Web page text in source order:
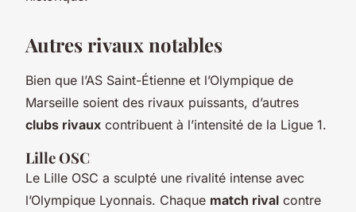
Autres rivaux notables
Bien que l’AS Saint-Étienne et l’Olympique de
Marseille soient des rivaux puissants, d’autres
clubs rivaux contribuent à l’intensité de la Ligue 1.
Lille OSC
Le Lille OSC a sculpté une rivalité intense avec
l’Olympique Lyonnais. Chaque match rival contre